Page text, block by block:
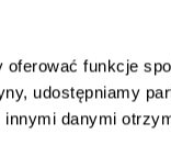
funkcje
udostępniamy
danymi